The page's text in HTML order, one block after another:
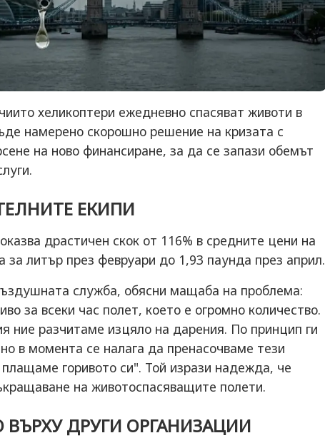
хеликоптери ежедневно спасяват животи в
намерено скорошно решение на кризата с
на ново финансиране, за да се запази обемът
ЕКИПИ
драстичен скок от 116% в средните цени на
за литър през февруари до 1,93 паунда през април.
служба, обясни мащаба на проблема:
за всеки час полет, което е огромно количество.
ние разчитаме изцяло на дарения. По принцип ги
в момента се налага да пренасочваме тези
горивото си". Той изрази надежда, че
на животоспасяващите полети.
ДРУГИ ОРГАНИЗАЦИИ